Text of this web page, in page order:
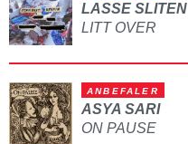
LASSE SLITEN
LITT OVER
ANBEFALER
ASYA SARI
ON PAUSE